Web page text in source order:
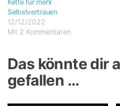
Kette für mehr
Selbstvertrauen
12/12/2022
Mit 2 Kommentaren
Das könnte dir
gefallen …